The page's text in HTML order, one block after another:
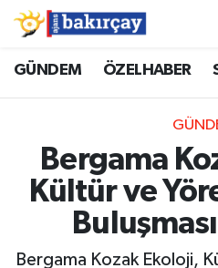
GÜNDEM ÖZELHABER
Bergama
Kültür ve
Bergama Kozak Ekoloji,
İzmir Nöbetçi
İzmir Hava Durumu
İzmir Namaz Vakitleri
İzmir Trafik Yoğunluk
Süper Lig Puan